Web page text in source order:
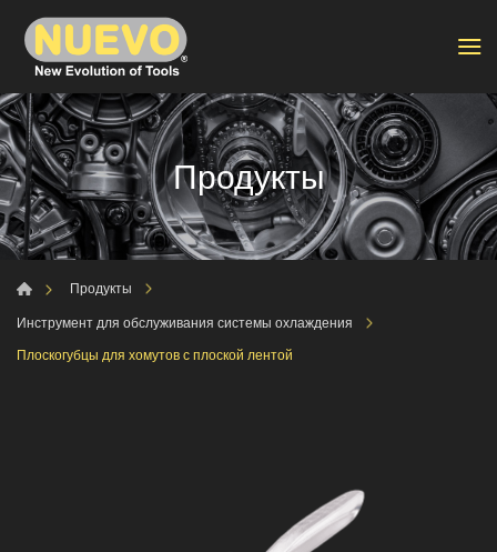
Продукты
Продукты
Инструмент для обслуживания системы охлаждения
Плоскогубцы для хомутов с плоской лентой